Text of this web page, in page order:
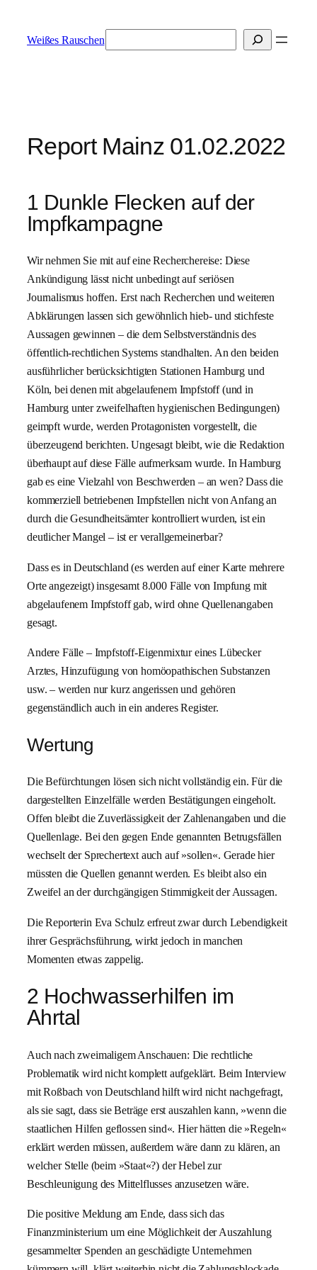
Weißes Rauschen
Report Mainz 01.02.2022
1 Dunkle Flecken auf der
Impfkampagne
Wir nehmen Sie mit auf eine Recherchereise: Diese
Ankündigung lässt nicht unbedingt auf seriösen
Journalismus hoffen. Erst nach Recherchen und weiteren
Abklärungen lassen sich gewöhnlich hieb- und stichfeste
Aussagen gewinnen – die dem Selbstverständnis des
öffentlich-rechtlichen Systems standhalten. An den beiden
ausführlicher berücksichtigten Stationen Hamburg und
Köln, bei denen mit abgelaufenem Impfstoff (und in
Hamburg unter zweifelhaften hygienischen Bedingungen)
geimpft wurde, werden Protagonisten vorgestellt, die
überzeugend berichten. Ungesagt bleibt, wie die Redaktion
überhaupt auf diese Fälle aufmerksam wurde. In Hamburg
gab es eine Vielzahl von Beschwerden – an wen? Dass die
kommerziell betriebenen Impfstellen nicht von Anfang an
durch die Gesundheitsämter kontrolliert wurden, ist ein
deutlicher Mangel – ist er verallgemeinerbar?
Dass es in Deutschland (es werden auf einer Karte mehrere
Orte angezeigt) insgesamt 8.000 Fälle von Impfung mit
abgelaufenem Impfstoff gab, wird ohne Quellenangaben
gesagt.
Andere Fälle – Impfstoff-Eigenmixtur eines Lübecker
Arztes, Hinzufügung von homöopathischen Substanzen
usw. – werden nur kurz angerissen und gehören
gegenständlich auch in ein anderes Register.
Wertung
Die Befürchtungen lösen sich nicht vollständig ein. Für die
dargestellten Einzelfälle werden Bestätigungen eingeholt.
Offen bleibt die Zuverlässigkeit der Zahlenangaben und die
Quellenlage. Bei den gegen Ende genannten Betrugsfällen
wechselt der Sprechertext auch auf »sollen«. Gerade hier
müssten die Quellen genannt werden. Es bleibt also ein
Zweifel an der durchgängigen Stimmigkeit der Aussagen.
Die Reporterin Eva Schulz erfreut zwar durch Lebendigkeit
ihrer Gesprächsführung, wirkt jedoch in manchen
Momenten etwas zappelig.
2 Hochwasserhilfen im
Ahrtal
Auch nach zweimaligem Anschauen: Die rechtliche
Problematik wird nicht komplett aufgeklärt. Beim Interview
mit Roßbach von Deutschland hilft wird nicht nachgefragt,
als sie sagt, dass sie Beträge erst auszahlen kann, »wenn die
staatlichen Hilfen geflossen sind«. Hier hätten die »Regeln«
erklärt werden müssen, außerdem wäre dann zu klären, an
welcher Stelle (beim »Staat«?) der Hebel zur
Beschleunigung des Mittelflusses anzusetzen wäre.
Die positive Meldung am Ende, dass sich das
Finanzministerium um eine Möglichkeit der Auszahlung
gesammelter Spenden an geschädigte Unternehmen